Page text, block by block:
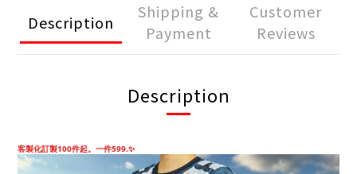
Description
Shipping &
Payment
Customer
Reviews
Description
客製化訂製100件起。一件599.✨